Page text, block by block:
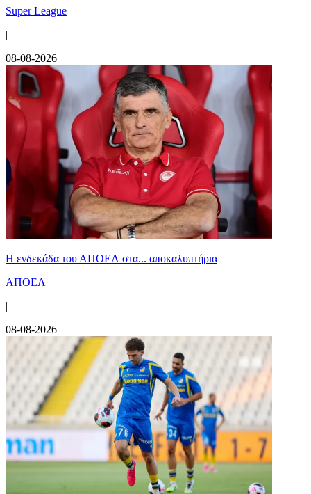
Super League
|
08-08-2026
Η ενδεκάδα του ΑΠΟΕΛ στα... αποκαλυπτήρια
ΑΠΟΕΛ
|
08-08-2026